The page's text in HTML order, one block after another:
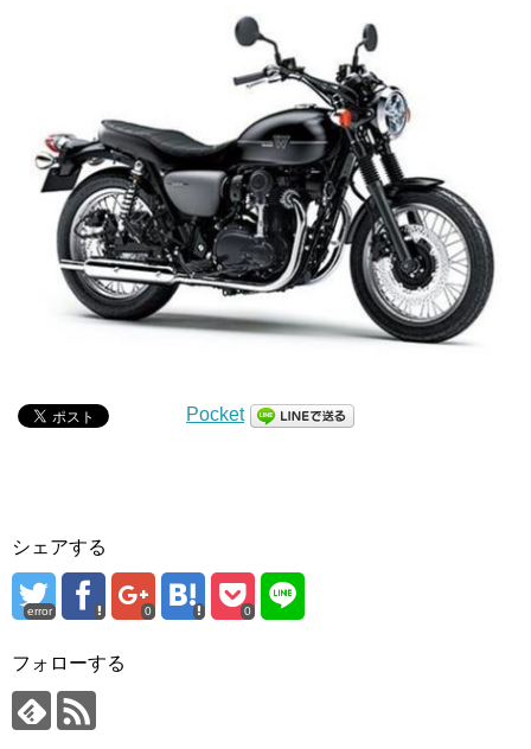
Pocket
シェアする
error 0 0
フォローする